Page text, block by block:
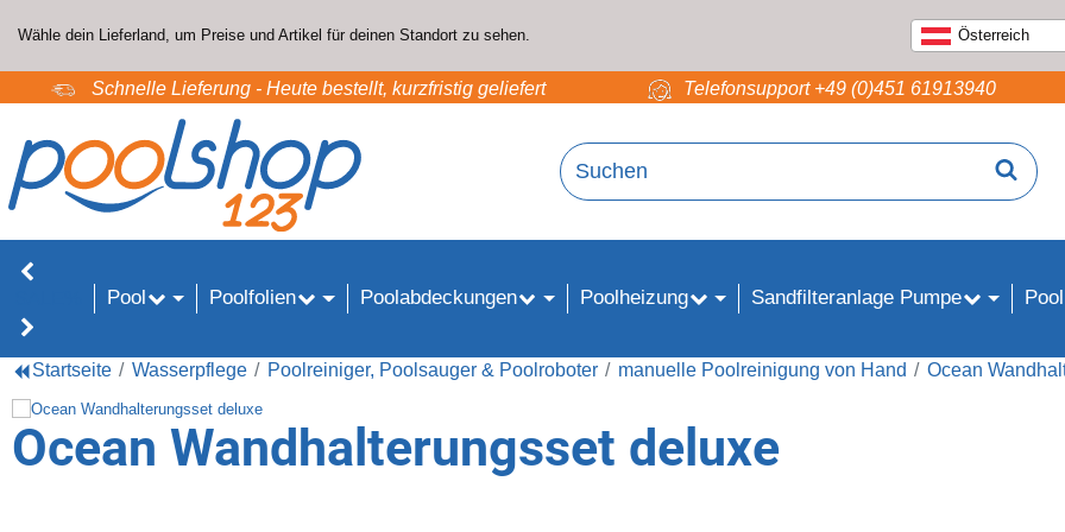
Wähle dein Lieferland, um Preise und Artikel für deinen Standort zu sehen. Österreich
Schnelle Lieferung - Heute bestellt, kurzfristig geliefert Telefonsupport +49 (0)451 61913940
Pool Poolfolien Poolabdeckungen Poolheizung Sandfilteranlage Pumpe
Startseite Wasserpflege Poolreiniger, Poolsauger & Poolroboter manuelle Poolreinigung von Hand Ocean
Ocean Wandhalterungsset deluxe